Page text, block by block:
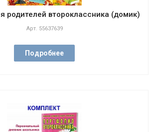
родителей второклассника (домик)
Арт. 55637639
Подробнее